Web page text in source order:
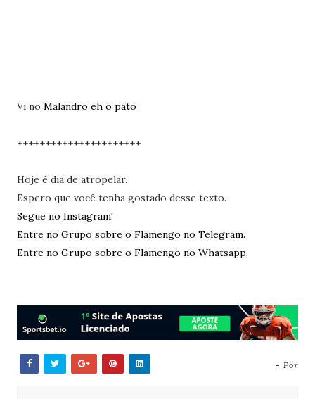
Vi no Malandro eh o pato
++++++++++++++++++++++
Hoje é dia de atropelar.
Espero que você tenha gostado desse texto.
Segue no Instagram!
Entre no Grupo sobre o Flamengo no Telegram.
Entre no Grupo sobre o Flamengo no Whatsapp.
- Por